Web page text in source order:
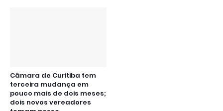
Câmara de Curitiba tem
terceira mudança em
pouco mais de dois meses;
dois novos vereadores